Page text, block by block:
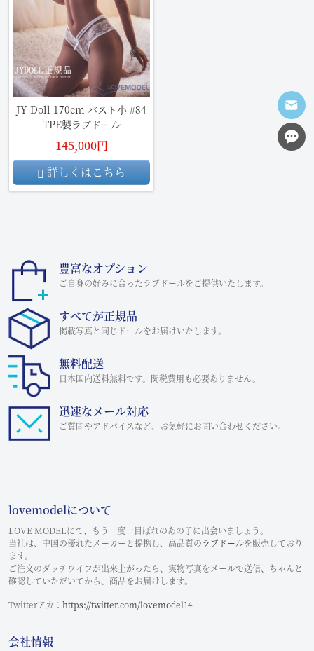
JY Doll 170cm バスト小 #84
TPE製ラブドール
145,000円
詳しくはこちら
豊富なオプション
ご自身の好みに合ったラブドールをご提供いたします。
すべてが正規品
掲載写真と同じドールをお届けいたします。
無料配送
日本国内送料無料です。関税費用も必要ありません。
迅速なメール対応
ご質問やアドバイスなど、お気軽にお問い合わせください。
lovemodelについて
LOVE MODELにて、もう一度一目ぼれのあの子に出会いましょう。
当社は、中国の優れたメーカーと提携し、高品質のラブドールを販売しており
ます。
ご注文のダッチワイフが出来上がったら、実物写真をメールで送信、ちゃんと
確認していただいてから、商品をお届けします。
Twitterアカ： https://twitter.com/lovemodel14
会社情報